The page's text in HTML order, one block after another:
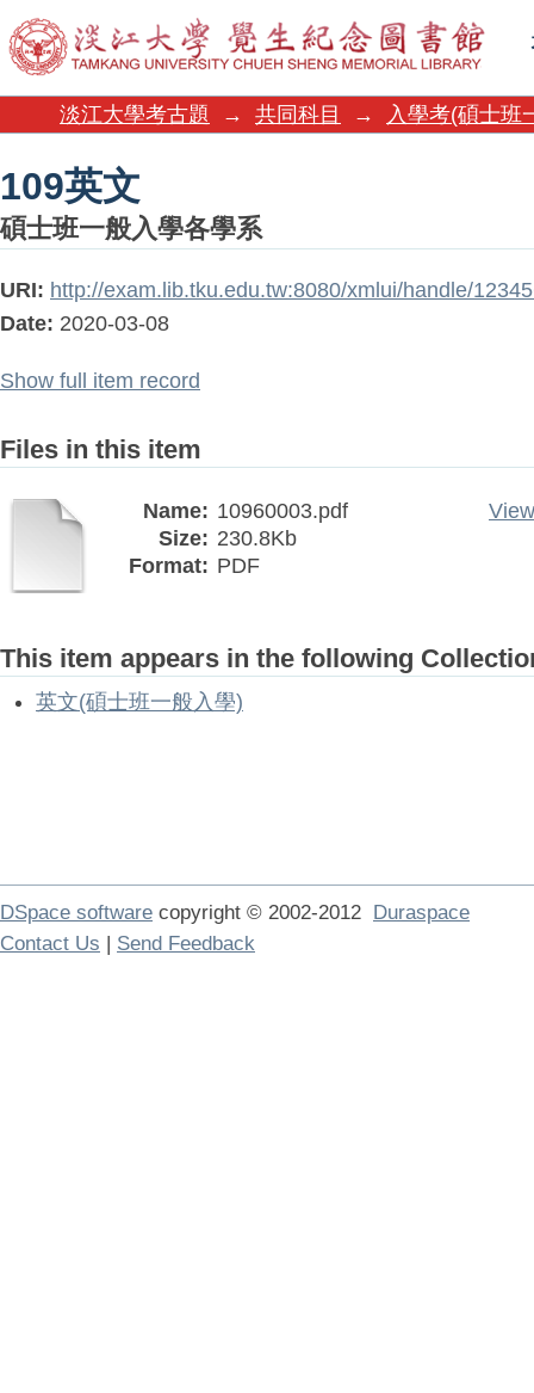
109英文
淡江大學考古題 → 共同科目 → 入學考(碩士班
109英文
碩士班一般入學各學系
URI: http://exam.lib.tku.edu.tw:8080/xmlui/handle/
Date: 2020-03-08
Show full item record
Files in this item
Name: 10960003.pdf
Size: 230.8Kb
Format: PDF
This item appears in the following
英文(碩士班一般入學)
DSpace software copyright © 2002-2012 Duraspace
Contact Us | Send Feedback